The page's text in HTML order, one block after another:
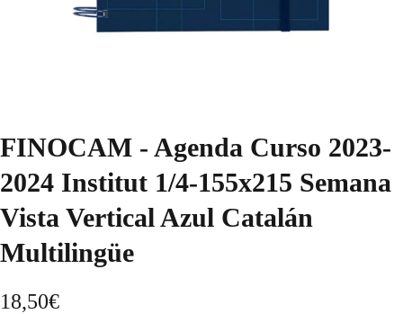
FINOCAM - Agenda Curso 2023-
2024 Institut 1/4-155x215 Semana
Vista Vertical Azul Catalán
Multilingüe
18,50€